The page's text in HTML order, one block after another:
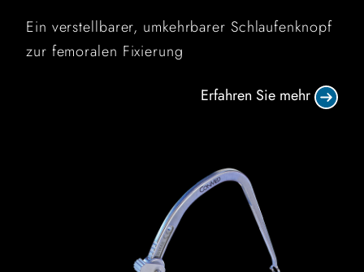
Ein verstellbarer, umkehrbarer Schlaufenknopf
zur femoralen Fixierung
Erfahren Sie mehr